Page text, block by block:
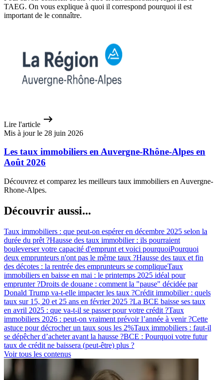
TAEG. On vous explique à quoi il correspond pourquoi il est
important de le connaître.
Lire l'article
Mis à jour le 28 juin 2026
Les taux immobiliers en Auvergne-Rhône-Alpes en
Août 2026
Découvrez et comparez les meilleurs taux immobiliers en Auvergne-
Rhone-Alpes.
Découvrir aussi...
Taux immobiliers : que peut-on espérer en décembre 2025 selon la
durée du prêt ?Hausse des taux immobilier : ils pourraient
bouleverser votre capacité d'emprunt et voici pourquoiPourquoi
deux emprunteurs n'ont pas le même taux ?Hausse des taux et fin
des décotes : la rentrée des emprunteurs se compliqueTaux
immobiliers en baisse en mai : le printemps 2025 idéal pour
emprunter ?Droits de douane : comment la "pause" décidée par
Donald Trump va-t-elle impacter les taux ?Crédit immobilier : quels
taux sur 15, 20 et 25 ans en février 2025 ?La BCE baisse ses taux
en avril 2025 : que va-t-il se passer pour votre crédit ?Taux
immobiliers 2026 : peut-on vraiment prévoir l’année à venir ?Cette
astuce pour décrocher un taux sous les 2%Taux immobiliers : faut-il
se dépêcher d’acheter avant la hausse ?BCE : Pourquoi votre futur
taux de crédit ne baissera (peut-être) plus ?
Voir tous les contenus